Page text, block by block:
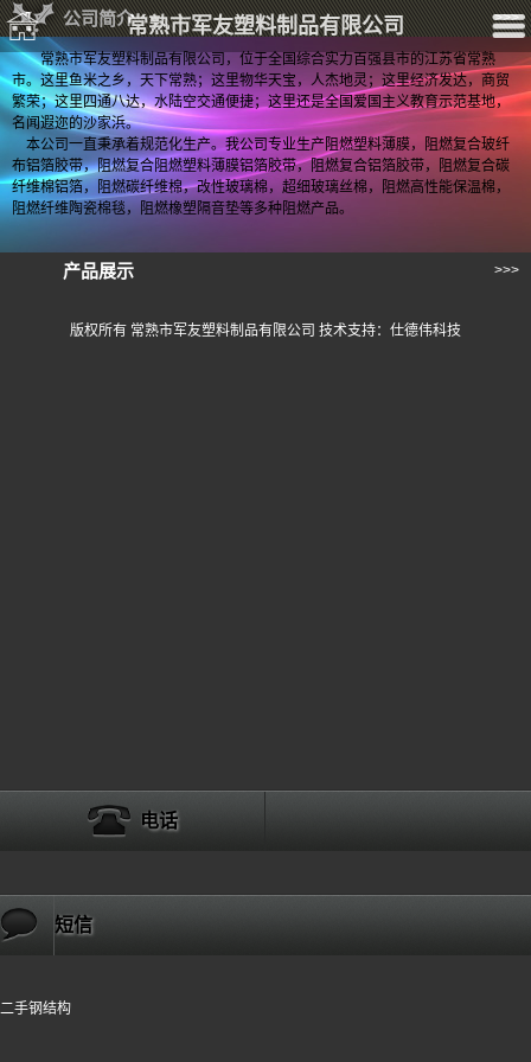
常熟市军友塑料制品有限公司 >>>
公司简介
常熟市军友塑料制品有限公司，位于全国综合实力百强县市的江苏省常熟
市。这里鱼米之乡，天下常熟；这里物华天宝，人杰地灵；这里经济发达，商贸
繁荣；这里四通八达，水陆空交通便捷；这里还是全国爱国主义教育示范基地，
名闻遐迩的沙家浜。
本公司一直秉承着规范化生产。我公司专业生产阻燃塑料薄膜，阻燃复合玻纤
布铝箔胶带，阻燃复合阻燃塑料薄膜铝箔胶带，阻燃复合铝箔胶带，阻燃复合碳
纤维棉铝箔，阻燃碳纤维棉，改性玻璃棉，超细玻璃丝棉，阻燃高性能保温棉，
阻燃纤维陶瓷棉毯，阻燃橡塑隔音垫等多种阻燃产品。
产品展示 >>>
版权所有 常熟市军友塑料制品有限公司 技术支持：仕德伟科技
电话
短信
二手钢结构